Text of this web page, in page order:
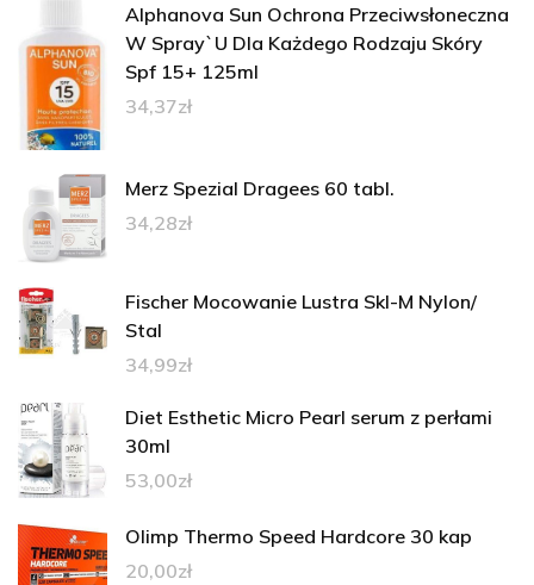
Alphanova Sun Ochrona Przeciwsłoneczna
W Spray`U Dla Każdego Rodzaju Skóry
Spf 15+ 125ml
34,37zł
Merz Spezial Dragees 60 tabl.
34,28zł
Fischer Mocowanie Lustra Skl-M Nylon/
Stal
34,99zł
Diet Esthetic Micro Pearl serum z perłami
30ml
53,00zł
Olimp Thermo Speed Hardcore 30 kap
20,00zł